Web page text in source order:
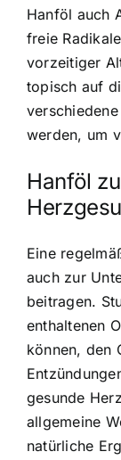
Hanföl auch
freie
vorzeitiger
topisch auf
werden, um
Hanföl
Eine
auch zur
beitragen.
enthaltenen
können, den
gesunde
allgemeine
natürliche